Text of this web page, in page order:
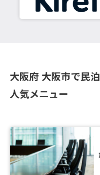
大阪府 大阪市で民
人気メニュー